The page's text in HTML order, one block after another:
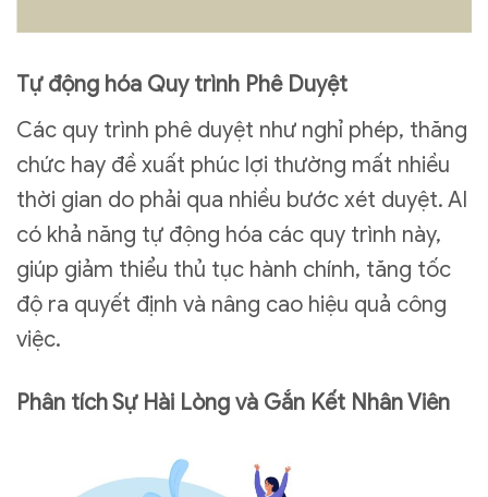
Tự động hóa Quy trình Phê Duyệt
Các quy trình phê duyệt như nghỉ phép, thăng
chức hay đề xuất phúc lợi thường mất nhiều
thời gian do phải qua nhiều bước xét duyệt. AI
có khả năng tự động hóa các quy trình này,
giúp giảm thiểu thủ tục hành chính, tăng tốc
độ ra quyết định và nâng cao hiệu quả công
việc.
Phân tích Sự Hài Lòng và Gắn Kết Nhân Viên